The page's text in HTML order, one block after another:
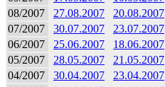
08/2007
27.08.2007 20.08.2007
07/2007
30.07.2007 23.07.2007
06/2007
25.06.2007 18.06.2007
05/2007
28.05.2007 21.05.2007
04/2007
30.04.2007 23.04.2007